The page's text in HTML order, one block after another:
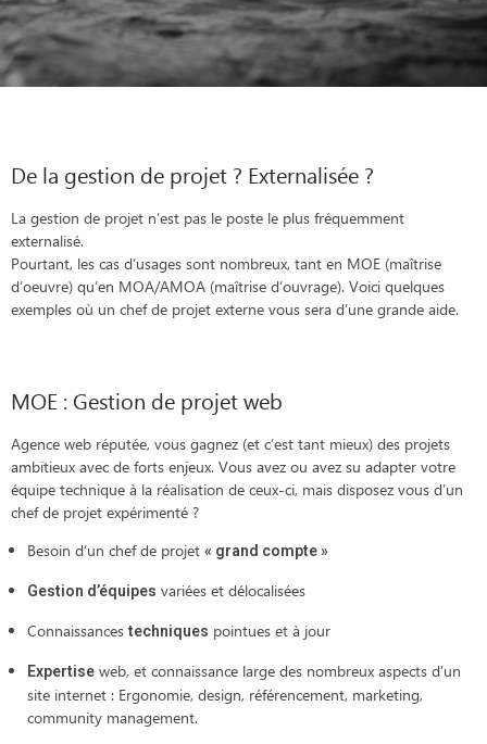
De la gestion de projet ? Externalisée ?
La gestion de projet n’est pas le poste le plus fréquemment
externalisé.
Pourtant, les cas d’usages sont nombreux, tant en MOE (maîtrise
d’oeuvre) qu’en MOA/AMOA (maîtrise d’ouvrage). Voici quelques
exemples où un chef de projet externe vous sera d’une grande aide.
MOE : Gestion de projet web
Agence web réputée, vous gagnez (et c’est tant mieux) des projets
ambitieux avec de forts enjeux. Vous avez ou avez su adapter votre
équipe technique à la réalisation de ceux-ci, mais disposez vous d’un
chef de projet expérimenté ?
Besoin d’un chef de projet « grand compte »
Gestion d’équipes variées et délocalisées
Connaissancestechniques pointues et à jour
Expertise web, et connaissance large des nombreux aspects d’un
site internet : Ergonomie, design, référencement, marketing,
community management.